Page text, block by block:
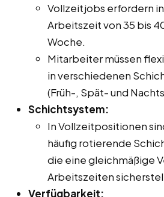
Vollzeitjobs erfordern
Arbeitszeit von 35 bis
Woche.
Mitarbeiter müssen
in verschiedenen
(Früh-, Spät- und
Schichtsystem:
In Vollzeitpositionen
häufig rotierende
die eine gleichmäßige
Arbeitszeiten
Verfügbarkeit: